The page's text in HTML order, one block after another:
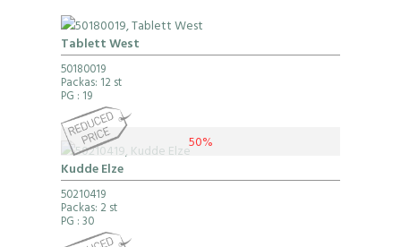
Tablett West
50180019
Packas: 12 st
PG : 19
50%
Kudde Elze
50210419
Packas: 2 st
PG : 30